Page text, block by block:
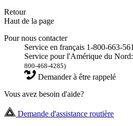
Retour
Haut de la page
Pour nous contacter
Service en français 1-800-663-
Service pour l'Amérique du
800-468-4285)
Demander à être rappelé
Vous avez besoin d'aide?
Demande d'assistance routière